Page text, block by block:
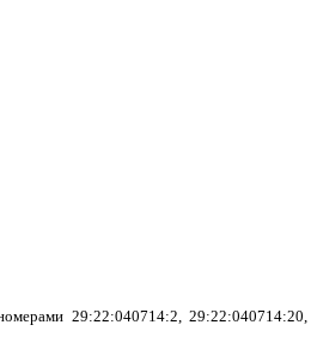
29:22:040714:2, 29:22:040714:20,